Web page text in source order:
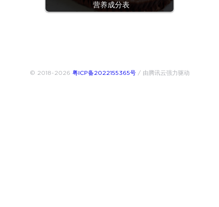
营养成分表
© 2018~2026 粤ICP备2022155365号/ 由腾讯云强力驱动